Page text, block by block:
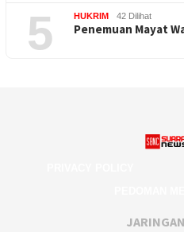
5 HUKRIM 42 Dilihat
Penemuan Mayat